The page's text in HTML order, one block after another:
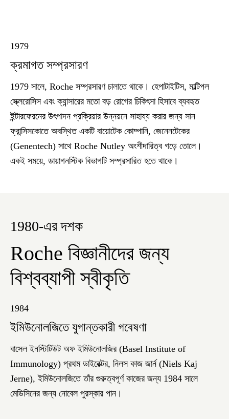
1979
ক্রমাগত সম্প্রসারণ
1979 সালে, Roche সম্প্রসারণ চালাতে থাকে। হেপাটাইটিস, মাল্টিপল
স্ক্লেরোসিস এবং ক্যান্সারের মতো বড় রোগের চিকিৎসা হিসাবে ব্যবহৃত
ইন্টারফেরনের উৎপাদন প্রক্রিয়ার উন্নয়নে সাহায্য করার জন্য সান
ফ্রান্সিসকোতে অবস্থিত একটি বায়োটেক কোম্পানি, জেনেনটেকের
(Genentech) সাথে Roche Nutley অংশীদারিত্ব গড়ে তোলে।
একই সময়ে, ডায়াগনস্টিক বিভাগটি সম্প্রসারিত হতে থাকে।
1980-এর দশক
Roche বিজ্ঞানীদের জন্য
বিশ্বব্যাপী স্বীকৃতি
1984
ইমিউনোলজিতে যুগান্তকারী গবেষণা
বাসেল ইনস্টিটিউট অফ ইমিউনোলজির (Basel Institute of
Immunology) প্রথম ডাইরেক্টর, নিলস কাজ জার্ন (Niels Kaj
Jerne), ইমিউনোলজিতে তাঁর গুরুত্বপূর্ণ কাজের জন্য 1984 সালে
মেডিসিনের জন্য নোবেল পুরস্কার পান।